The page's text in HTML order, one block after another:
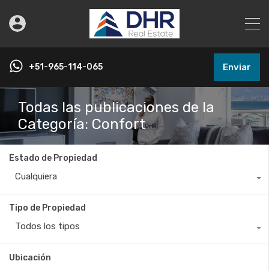
+51-965-114-065 Enviar
Todas las publicaciones de la
Categoría: Confort
Estado de Propiedad
Cualquiera
Tipo de Propiedad
Todos los tipos
Ubicación